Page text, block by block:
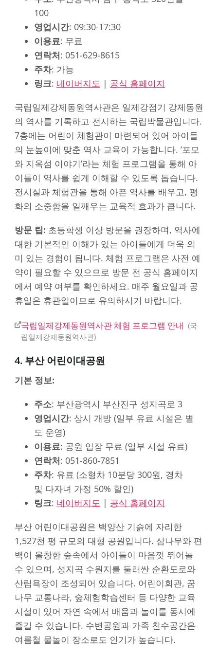
100
영업시간: 09:30-17:30
이용료: 무료
연락처: 051-629-8615
주차: 가능
링크: 네이버지도 | 공식 홈페이지
국립일제강제동원역사관은 일제강점기 강제동원
의 역사를 기록하고 전시하는 국립박물관입니다.
7층에는 어린이 체험관이 마련되어 있어 아이들
의 눈높이에 맞춘 역사 교육이 가능합니다. ‘포모
와 지옥섬 이야기’라는 체험 프로그램을 통해 아
이들이 역사를 쉽게 이해할 수 있도록 돕습니다.
전시실과 체험관을 통해 아픈 역사를 배우고, 평
화의 소중함을 일깨우는 교육적 효과가 큽니다.
방문 팁: 초등학생 이상 방문을 권장하며, 역사에
대한 기본적인 이해가 있는 아이들에게 더욱 의
미 있는 경험이 됩니다. 체험 프로그램은 사전 예
약이 필요할 수 있으므로 방문 전 공식 홈페이지
에서 예약 여부를 확인하세요. 매주 월요일과 공
휴일은 휴관일이므로 유의하시기 바랍니다.
국립일제강제동원역사관 체험 프로그램 안내
국
립일제강제동원역사관
4. 부산 어린이대공원
기본 정보:
주소: 부산광역시 부산진구 성지곡로 3
영업시간: 상시 개방 (일부 유료 시설은 별
도 운영)
이용료: 공원 입장 무료 (일부 시설 유료)
연락처: 051-860-7851
주차: 유료 (소형차 10분당 300원, 경차
및 다자녀 가정 50% 할인)
링크: 네이버지도 | 공식 홈페이지
부산 어린이대공원은 백양산 기슭에 자리한
1,527천 평 규모의 대형 공원입니다. 삼나무와 편
백이 울창한 숲속에서 아이들이 마음껏 뛰어놀
수 있으며, 성지곡 수원지를 둘러싼 순환도로와
산림욕장이 조성되어 있습니다. 어린이회관, 꿈
나무 교통나라, 숲체험학습센터 등 다양한 교육
시설이 있어 자연 속에서 배움과 놀이를 동시에
즐길 수 있습니다. 수변공원과 가족 친수공간은
여름철 물놀이 장소로도 인기가 높습니다.